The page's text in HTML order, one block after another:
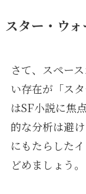
スター・ウ
さて、スペー
い存在が「ス
はSF小説に焦
的な分析は避
にもたらした
どめましょう。